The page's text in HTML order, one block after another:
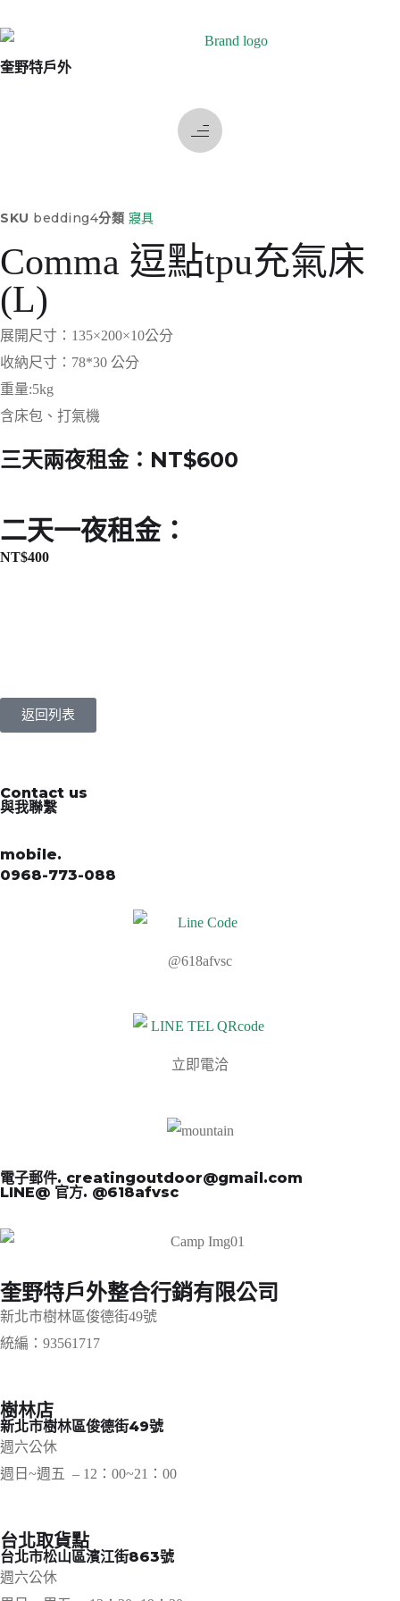
奎野特戶外
SKU bedding4分類 寢具
Comma 逗點tpu充氣床
(L)
展開尺寸：135×200×10公分
收納尺寸：78*30 公分
重量:5kg
含床包、打氣機
三天兩夜租金：NT$600
二天一夜租金：
NT$400
返回列表
Contact us
與我聯繫
mobile.
0968-773-088
@618afvsc
立即電洽
電子郵件. creatingoutdoor@gmail.com
LINE@ 官方. @618afvsc
奎野特戶外整合行銷有限公司
新北市樹林區俊德街49號
統編：93561717
樹林店
新北市樹林區俊德街49號
週六公休
週日~週五 – 12：00~21：00
台北取貨點
台北市松山區濱江街863號
週六公休